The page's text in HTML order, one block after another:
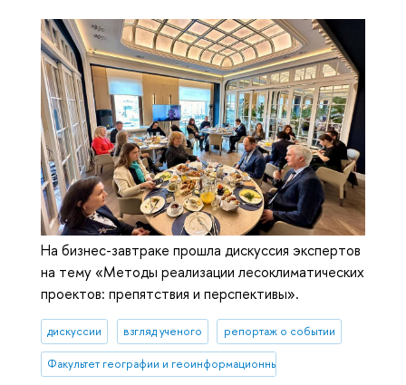
На бизнес-завтраке прошла дискуссия экспертов
на тему «Методы реализации лесоклиматических
проектов: препятствия и перспективы».
дискуссии взгляд ученого репортаж о событии
Факультет географии и геоинформационных технологий